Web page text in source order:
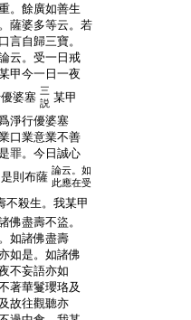
。餘廣如善生
薩婆多等云。若
言自歸三寶。
云。受一日戒
甲今一日一夜
婆塞 三
説 某甲
淨行優婆塞
口業意業不善
罪。今日誠心
則布薩 論云。如
此應在受
不殺生。我某甲
佛盡壽不盜。
如諸佛盡壽
如是。如諸佛
不妄語亦如
著華鬘瓔珞及
故往觀聽亦